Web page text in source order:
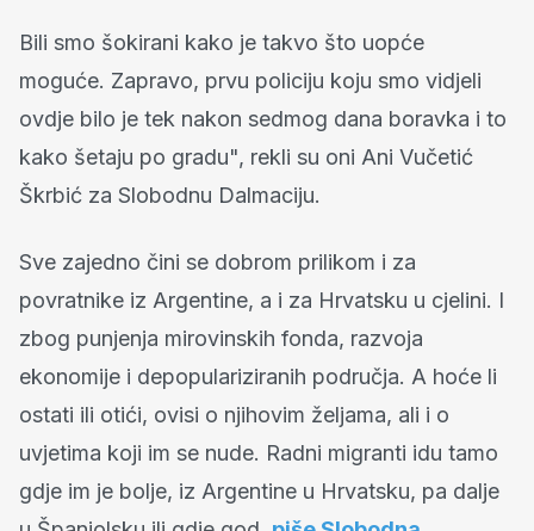
Bili smo šokirani kako je takvo što uopće
moguće. Zapravo, prvu policiju koju smo vidjeli
ovdje bilo je tek nakon sedmog dana boravka i to
kako šetaju po gradu", rekli su oni Ani Vučetić
Škrbić za Slobodnu Dalmaciju.
Sve zajedno čini se dobrom prilikom i za
povratnike iz Argentine, a i za Hrvatsku u cjelini. I
zbog punjenja mirovinskih fonda, razvoja
ekonomije i depopulariziranih područja. A hoće li
ostati ili otići, ovisi o njihovim željama, ali i o
uvjetima koji im se nude. Radni migranti idu tamo
gdje im je bolje, iz Argentine u Hrvatsku, pa dalje